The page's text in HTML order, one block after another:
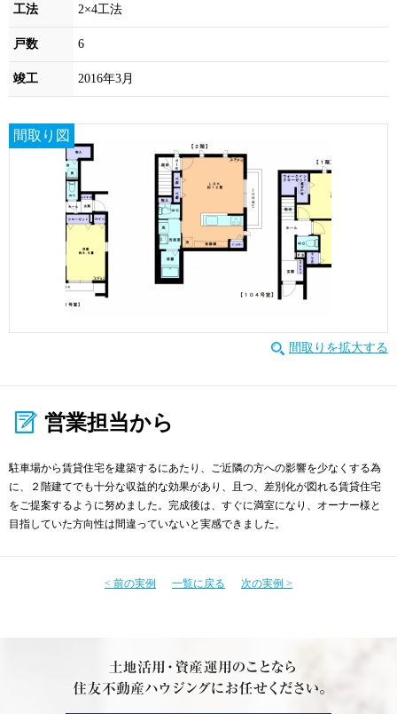
工法 2×4工法
戸数 6
竣工 2016年3月
間取り図
間取りを拡大する
営業担当から
駐車場から賃貸住宅を建築するにあたり、ご近隣の方への影響を少なくする為
に、２階建てでも十分な収益的な効果があり、且つ、差別化が図れる賃貸住宅
をご提案するように努めました。完成後は、すぐに満室になり、オーナー様と
目指していた方向性は間違っていないと実感できました。
< 前の実例 一覧に戻る 次の実例 >